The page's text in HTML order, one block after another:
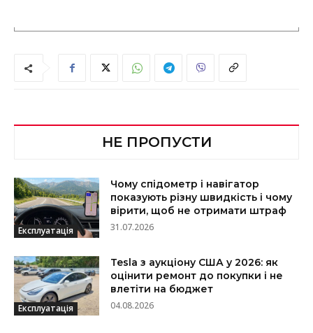
НЕ ПРОПУСТИ
Експлуатація
Чому спідометр і навігатор
показують різну швидкість і чому
вірити, щоб не отримати штраф
31.07.2026
Експлуатація
Tesla з аукціону США у 2026: як
оцінити ремонт до покупки і не
влетіти на бюджет
04.08.2026